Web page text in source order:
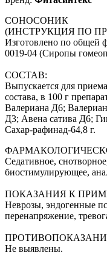
СОНОСОНИК
(ИНСТРУКЦИЯ ПО
Изготовлено по общей
0019-04 (Сиропы
СОСТАВ:
Выпускается для
состава, в 100 г
Валериана Д6;
Д3; Авена сатива Д6;
Сахар-рафинад-64,8 г.
Седативное,
биостимулирующее,
ПОКАЗАНИЯ К
Неврозы, эндогенные
перенапряжение,
Не выявлены.